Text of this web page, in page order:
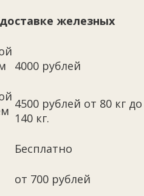
железных
4000 рублей
4500 рублей от 80 кг до
140 кг.
Бесплатно
от 700 рублей